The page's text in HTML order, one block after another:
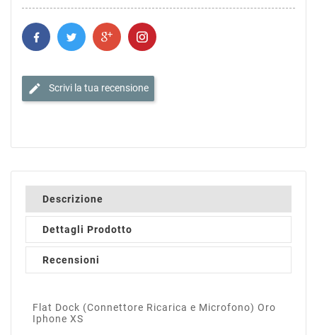
edit Scrivi la tua recensione
Descrizione
Dettagli Prodotto
Recensioni
Flat Dock (Connettore Ricarica e Microfono) Oro
Iphone XS